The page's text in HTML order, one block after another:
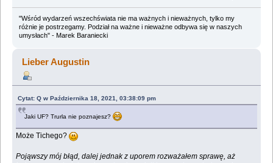
"Wśród wydarzeń wszechświata nie ma ważnych i nieważnych, tylko my
różnie je postrzegamy. Podział na ważne i nieważne odbywa się w naszych
umysłach" - Marek Baraniecki
Lieber Augustin
Cytat: Q w Października 18, 2021, 03:38:09 pm
Jaki UF? Trurla nie poznajesz?
Może Tichego?
Pojąwszy mój błąd, dalej jednak z uporem rozważałem sprawę, aż